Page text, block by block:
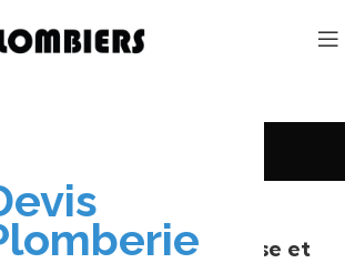
URGENCES ET RÉPARATIONS
Fuite – Expertise et